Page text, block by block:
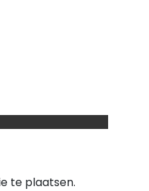
te plaatsen.